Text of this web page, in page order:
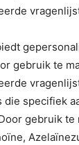
gebruik te
die specifiek
gebruik te